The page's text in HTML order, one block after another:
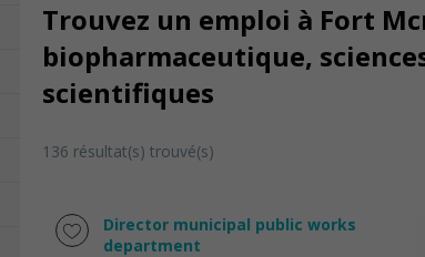
Trouvez un emploi à Fort
biopharmaceutique,
scientifiques
136 résultat(s) trouvé(s)
Director municipal public works
department